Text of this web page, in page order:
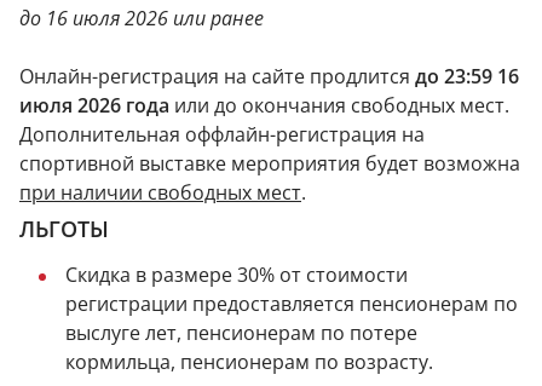
до 16 июля 2026 или ранее
Онлайн-регистрация на сайте продлится до 23:59 16
июля 2026 года или до окончания свободных мест.
Дополнительная оффлайн-регистрация на
спортивной выставке мероприятия будет возможна
при наличии свободных мест.
ЛЬГОТЫ
Скидка в размере 30% от стоимости
регистрации предоставляется пенсионерам по
выслуге лет, пенсионерам по потере
кормильца, пенсионерам по возрасту.